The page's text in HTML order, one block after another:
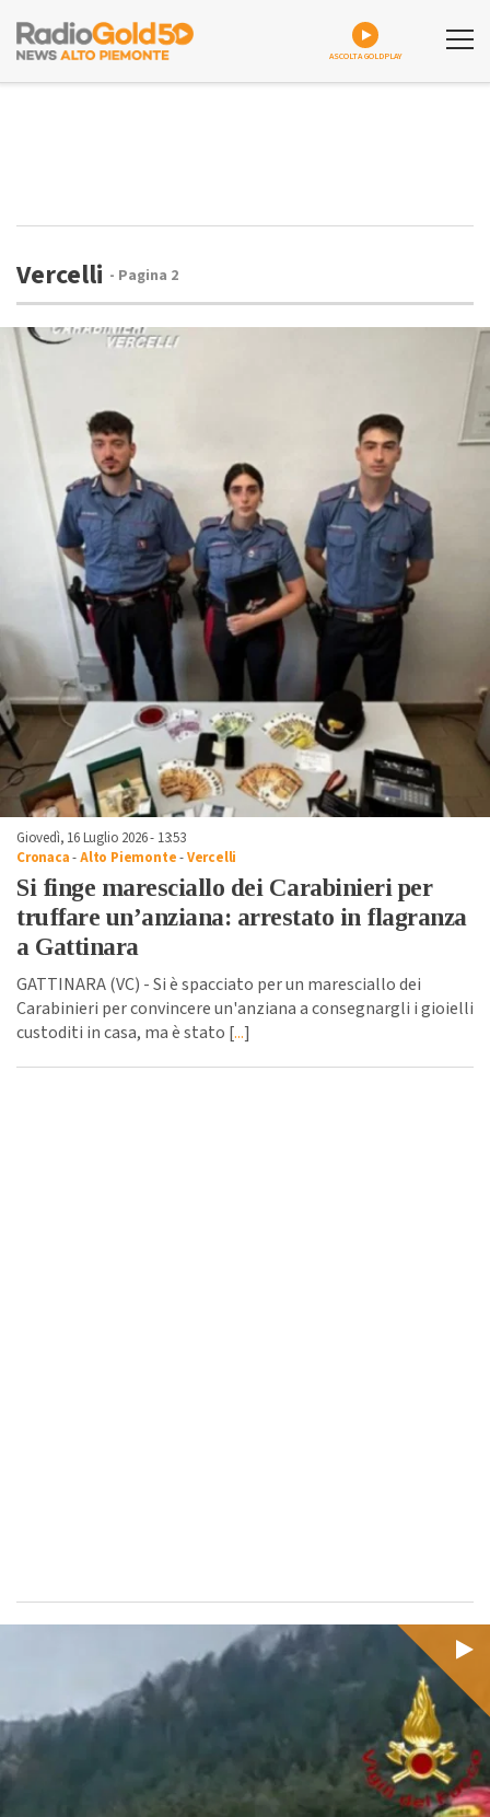
ASCOLTA GOLDPLAY
Vercelli - Pagina 2
Giovedì, 16 Luglio 2026 - 13:53
Cronaca-Alto Piemonte-Vercelli
Si finge maresciallo dei Carabinieri per
truffare un’anziana: arrestato in flagranza
a Gattinara
GATTINARA (VC) - Si è spacciato per un maresciallo dei
Carabinieri per convincere un'anziana a consegnargli i gioielli
custoditi in casa, ma è stato [...]